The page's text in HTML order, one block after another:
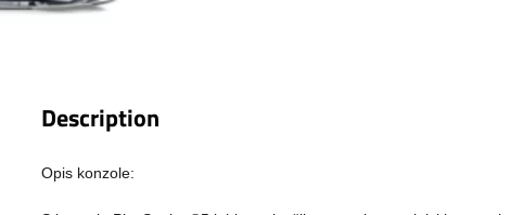
Description
Opis konzole: